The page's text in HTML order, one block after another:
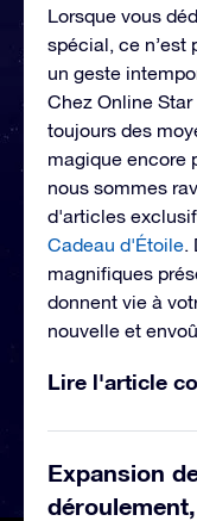
Lorsque vous
spécial, ce n’est
un geste
Chez Online
toujours des
magique encore
nous sommes
d'articles
Cadeau d'Étoile
magnifiques
donnent vie à
nouvelle et
Lire l'article
Expansion